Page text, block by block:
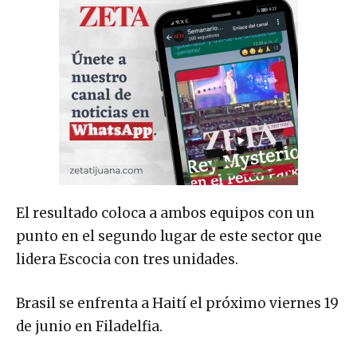
El resultado coloca a ambos equipos con un
punto en el segundo lugar de este sector que
lidera Escocia con tres unidades.
Brasil se enfrenta a Haití el próximo viernes 19
de junio en Filadelfia.